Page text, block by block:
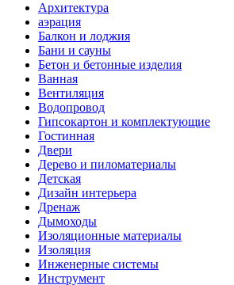
Архитектура
аэрация
Балкон и лоджия
Бани и сауны
Бетон и бетонные изделия
Ванная
Вентиляция
Водопровод
Гипсокартон и комплектующие
Гостинная
Двери
Дерево и пиломатериалы
Детская
Дизайн интерьера
Дренаж
Дымоходы
Изоляционные материалы
Изоляция
Инженерные системы
Инструмент